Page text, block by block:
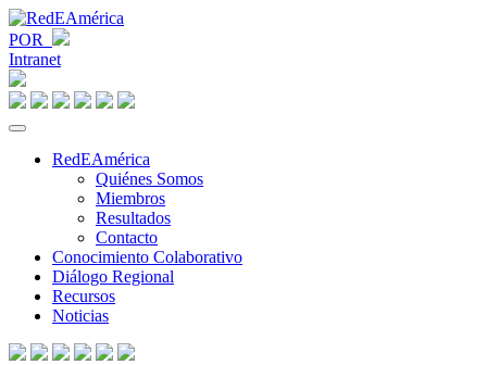
POR
Intranet
RedEAmérica
Quiénes Somos
Miembros
Resultados
Contacto
Conocimiento Colaborativo
Diálogo Regional
Recursos
Noticias